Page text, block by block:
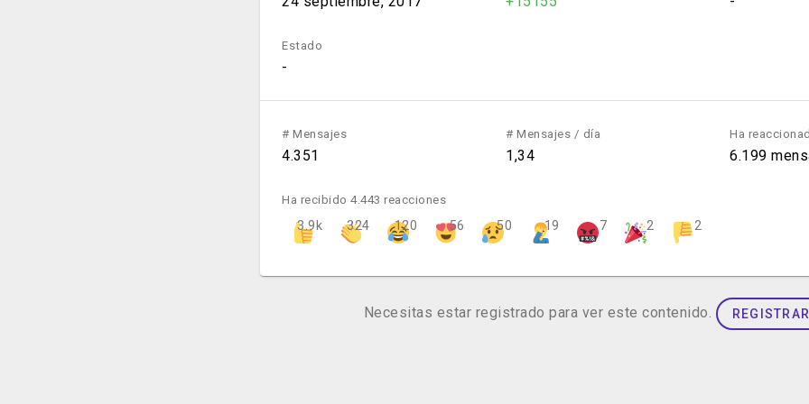
Estado
-
# Mensajes
4.351
# Mensajes / día
1,34
Ha
6.199
Ha recibido 4.443 reacciones
3.9k 324 120 56 50 19 7 2 2
Necesitas estar registrado para ver este contenido.